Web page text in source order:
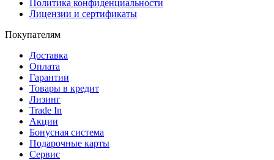
Политика конфиденциальности
Лицензии и сертификаты
Покупателям
Доставка
Оплата
Гарантии
Товары в кредит
Лизинг
Trade In
Акции
Бонусная система
Подарочные карты
Сервис